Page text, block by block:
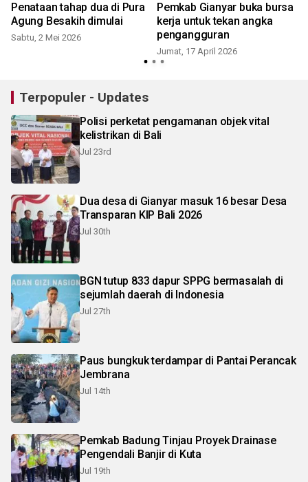
Penataan tahap dua di Pura
Agung Besakih dimulai
Sabtu, 2 Mei 2026
Pemkab Gianyar buka bursa
kerja untuk tekan angka
pengangguran
Jumat, 17 April 2026
Terpopuler - Updates
Polisi perketat pengamanan objek vital
kelistrikan di Bali
Jul 23rd
Dua desa di Gianyar masuk 16 besar Desa
Transparan KIP Bali 2026
Jul 30th
BGN tutup 833 dapur SPPG bermasalah di
sejumlah daerah di Indonesia
Jul 27th
Paus bungkuk terdampar di Pantai Perancak
Jembrana
Jul 14th
Pemkab Badung Tinjau Proyek Drainase
Pengendali Banjir di Kuta
Jul 19th